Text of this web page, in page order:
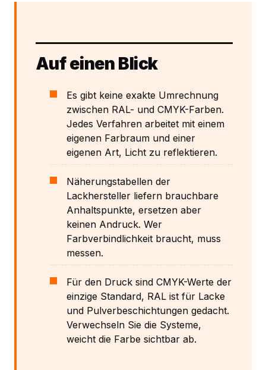
Auf einen Blick
Es gibt keine exakte Umrechnung
zwischen RAL- und CMYK-Farben.
Jedes Verfahren arbeitet mit einem
eigenen Farbraum und einer
eigenen Art, Licht zu reflektieren.
Näherungstabellen der
Lackhersteller liefern brauchbare
Anhaltspunkte, ersetzen aber
keinen Andruck. Wer
Farbverbindlichkeit braucht, muss
messen.
Für den Druck sind CMYK-Werte der
einzige Standard, RAL ist für Lacke
und Pulverbeschichtungen gedacht.
Verwechseln Sie die Systeme,
weicht die Farbe sichtbar ab.